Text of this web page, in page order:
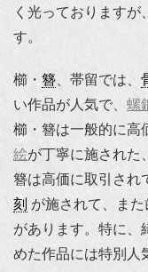
く光っておりますが、
す。
櫛・ 簪 、帯留では、
い作品が人気で、 螺
櫛・簪は一般的に高
絵が丁寧に施された
簪は高価に取引され
刻 が施されて、ま
があります。特に、
めた作品には特別人